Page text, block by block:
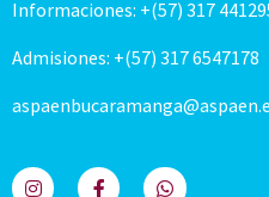
Informaciones: +(57) 317
Admisiones: +(57) 317 6547178